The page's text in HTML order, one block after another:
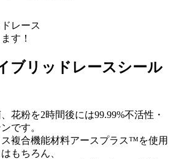
レース
す！
ブリッドレースシール
花粉を2時間後には99.99%不活性・
です。
複合機能材料アースプラス™を使用
もちろん、